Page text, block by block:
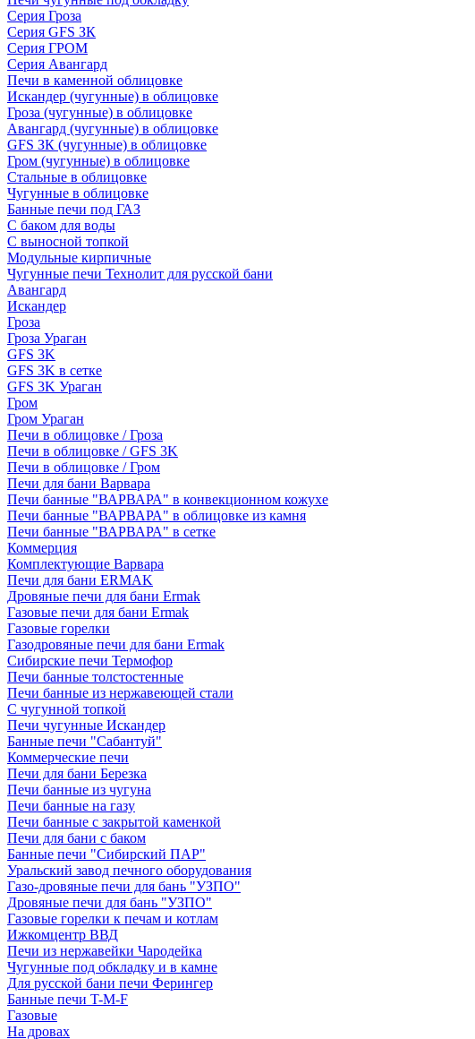
Серия Гроза
Серия GFS ЗК
Серия ГРОМ
Серия Авангард
Печи в каменной облицовке
Искандер (чугунные) в облицовке
Гроза (чугунные) в облицовке
Авангард (чугунные) в облицовке
GFS ЗК (чугунные) в облицовке
Гром (чугунные) в облицовке
Стальные в облицовке
Чугунные в облицовке
Банные печи под ГАЗ
С баком для воды
С выносной топкой
Модульные кирпичные
Чугунные печи Технолит для русской бани
Авангард
Искандер
Гроза
Гроза Ураган
GFS 3K
GFS 3K в сетке
GFS 3K Ураган
Гром
Гром Ураган
Печи в облицовке / Гроза
Печи в облицовке / GFS 3K
Печи в облицовке / Гром
Печи для бани Варвара
Печи банные "ВАРВАРА" в конвекционном кожухе
Печи банные "ВАРВАРА" в облицовке из камня
Печи банные "ВАРВАРА" в сетке
Коммерция
Комплектующие Варвара
Печи для бани ERMAK
Дровяные печи для бани Ermak
Газовые печи для бани Ermak
Газовые горелки
Газодровяные печи для бани Ermak
Сибирские печи Термофор
Печи банные толстостенные
Печи банные из нержавеющей стали
С чугунной топкой
Печи чугунные Искандер
Банные печи "Сабантуй"
Коммерческие печи
Печи для бани Березка
Печи банные из чугуна
Печи банные на газу
Печи банные с закрытой каменкой
Печи для бани с баком
Банные печи "Сибирский ПАР"
Уральский завод печного оборудования
Газо-дровяные печи для бань "УЗПО"
Дровяные печи для бань "УЗПО"
Газовые горелки к печам и котлам
Ижкомцентр ВВД
Печи из нержавейки Чародейка
Чугунные под обкладку и в камне
Для русской бани печи Ферингер
Банные печи T-M-F
Газовые
На дровах